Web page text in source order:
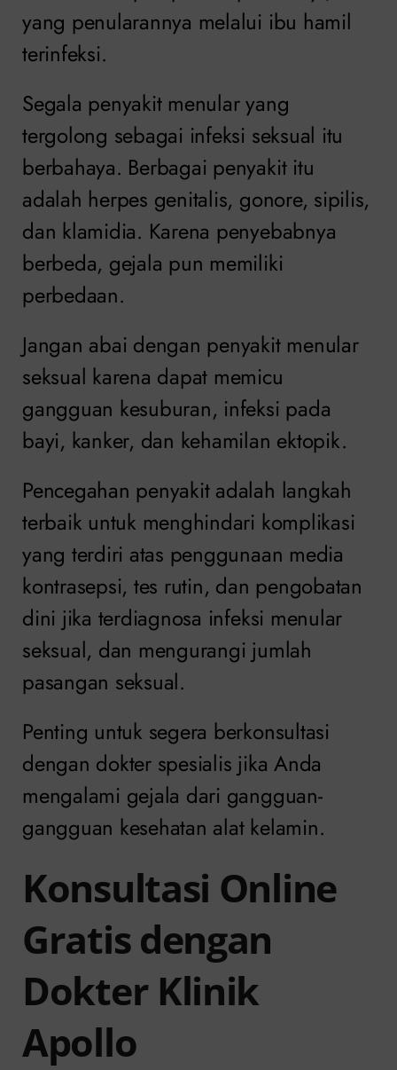
yang penularannya melalui ibu hamil
terinfeksi.
Segala penyakit menular yang
tergolong sebagai infeksi seksual itu
berbahaya. Berbagai penyakit itu
adalah herpes genitalis, gonore, sipilis,
dan klamidia. Karena penyebabnya
berbeda, gejala pun memiliki
perbedaan.
Jangan abai dengan penyakit menular
seksual karena dapat memicu
gangguan kesuburan, infeksi pada
bayi, kanker, dan kehamilan ektopik.
Pencegahan penyakit adalah langkah
terbaik untuk menghindari komplikasi
yang terdiri atas penggunaan media
kontrasepsi, tes rutin, dan pengobatan
dini jika terdiagnosa infeksi menular
seksual, dan mengurangi jumlah
pasangan seksual.
Penting untuk segera berkonsultasi
dengan dokter spesialis jika Anda
mengalami gejala dari gangguan-
gangguan kesehatan alat kelamin.
Konsultasi Online
Gratis dengan
Dokter Klinik
Apollo